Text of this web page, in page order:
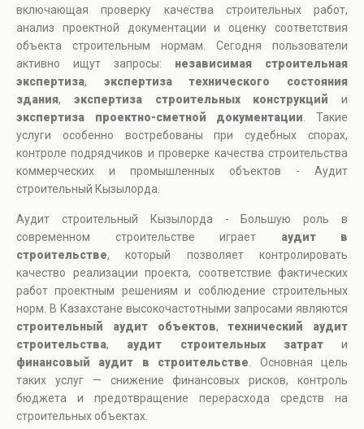
включающая проверку качества строительных работ,
анализ проектной документации и оценку соответствия
объекта строительным нормам. Сегодня пользователи
активно ищут запросы: независимая строительная
экспертиза, экспертиза технического состояния
здания, экспертиза строительных конструкций и
экспертиза проектно-сметной документации . Такие
услуги особенно востребованы при судебных спорах,
контроле подрядчиков и проверке качества строительства
коммерческих и промышленных объектов - Аудит
строительный Кызылорда.
Аудит строительный Кызылорда - Большую роль в
современном строительстве играет аудит в
строительстве, который позволяет контролировать
качество реализации проекта, соответствие фактических
работ проектным решениям и соблюдение строительных
норм. В Казахстане высокочастотными запросами являются
строительный аудит объектов,технический аудит
строительства, аудит строительных затрати
финансовый аудит в строительстве . Основная цель
таких услуг — снижение финансовых рисков, контроль
бюджета и предотвращение перерасхода средств на
строительных объектах.